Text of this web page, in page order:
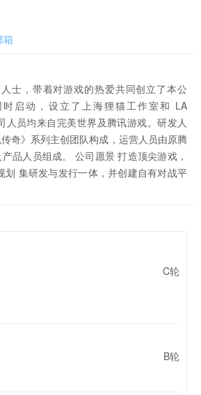
箱
士，带着对游戏的热爱共同创立了本公
启动，设立了上海狸猫工作室和 LA
人员均来自完美世界及腾讯游戏。研发人
奇》系列主创团队构成，运营人员由原腾
品人员组成。 公司愿景 打造顶尖游戏，
划 集研发与发行一体，并创建自有对战平
C轮
B轮